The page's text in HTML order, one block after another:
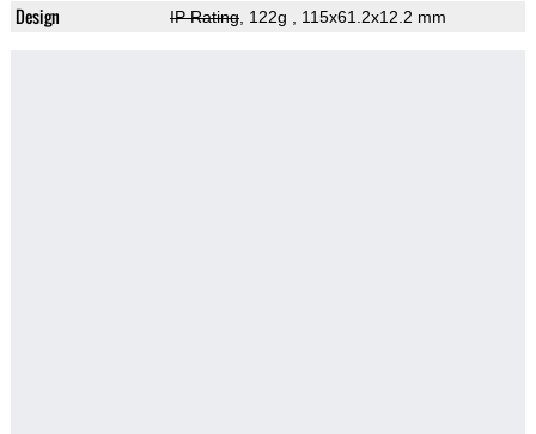
Design IP Rating, 122g , 115x61.2x12.2 mm